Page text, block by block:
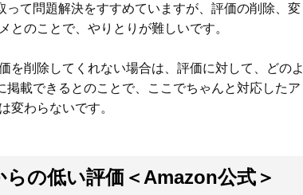
て問題解決をすすめていますが、評価の削除、変
とのことで、やりとりが難しいです。
を削除してくれない場合は、評価に対して、どのよ
掲載できるとのことで、ここでちゃんと対応したア
変わらないです。
の低い評価＜Amazon公式＞